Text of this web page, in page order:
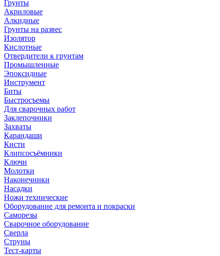
Грунты
Акриловые
Алкидные
Грунты на развес
Изолятор
Кислотные
Отвердители к грунтам
Промышленные
Эпоксидные
Инструмент
Биты
Быстросъемы
Для сварочных работ
Заклепочники
Захваты
Карандаши
Кисти
Клипсосъёмники
Ключи
Молотки
Наконечники
Насадки
Ножи технические
Оборудование для ремонта и покраски
Саморезы
Сварочное оборудование
Сверла
Струны
Тест-карты